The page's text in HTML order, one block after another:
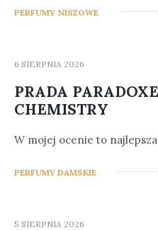
PERFUMY NISZOWE
6 SIERPNIA 2026
PRADA
CHEMISTRY
W mojej ocenie to
PERFUMY DAMSKIE
5 SIERPNIA 2026